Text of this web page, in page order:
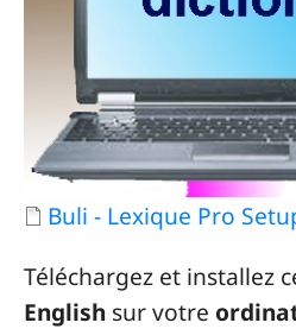
Document
Buli - Lexique Pro
Téléchargez et installez
English sur votre